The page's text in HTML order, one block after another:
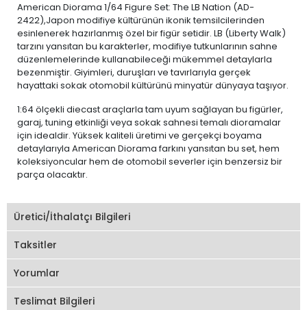
American Diorama 1/64 Figure Set: The LB Nation (AD-
2422),Japon modifiye kültürünün ikonik temsilcilerinden
esinlenerek hazırlanmış özel bir figür setidir. LB (Liberty Walk)
tarzını yansıtan bu karakterler, modifiye tutkunlarının sahne
düzenlemelerinde kullanabileceği mükemmel detaylarla
bezenmiştir. Giyimleri, duruşları ve tavırlarıyla gerçek
hayattaki sokak otomobil kültürünü minyatür dünyaya taşıyor.
1:64 ölçekli diecast araçlarla tam uyum sağlayan bu figürler,
garaj, tuning etkinliği veya sokak sahnesi temalı dioramalar
için idealdir. Yüksek kaliteli üretimi ve gerçekçi boyama
detaylarıyla American Diorama farkını yansıtan bu set, hem
koleksiyoncular hem de otomobil severler için benzersiz bir
parça olacaktır.
Üretici/İthalatçı Bilgileri
Taksitler
Yorumlar
Teslimat Bilgileri